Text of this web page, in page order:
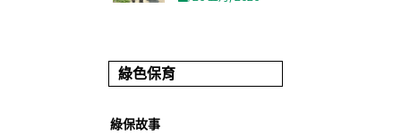
綠色保育
綠保故事